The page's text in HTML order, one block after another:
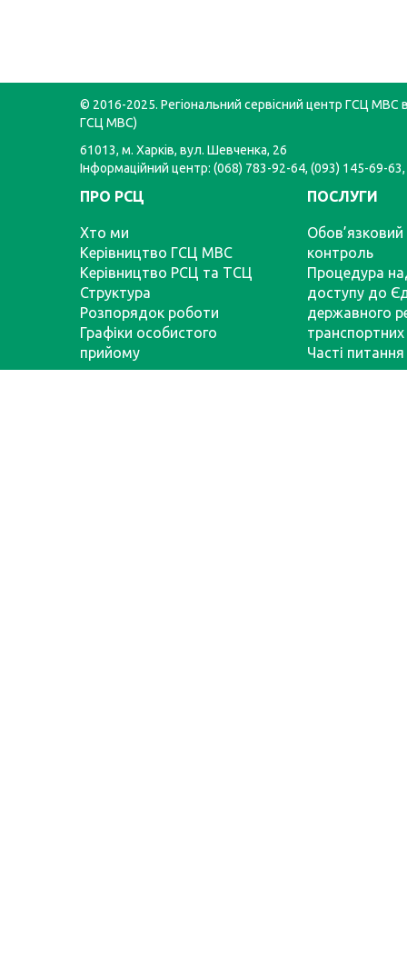
© 2016-2025. Регіональний сервісний центр ГСЦ МВС в
ГСЦ МВС)
61013, м. Харків, вул. Шевченка, 26
Інформаційний центр: (068) 783-92-64, (093) 145-69-
ПРО РСЦ
Хто ми
Керівництво ГСЦ МВС
Керівництво РСЦ та ТСЦ
Структура
Розпорядок роботи
Графіки особистого
прийому
ПОСЛУГИ
Обов’язковий
контроль
Процедура
доступу до
державного
транспортних
Часті питання